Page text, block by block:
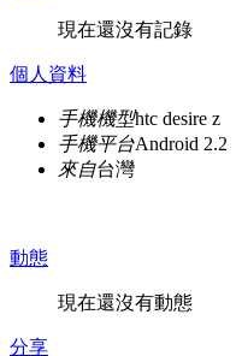
現在還沒有記錄
個人資料
手機機型htc desire z
手機平台Android 2.2
來自台灣
動態
現在還沒有動態
分享